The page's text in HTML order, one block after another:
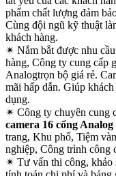
phẩm chất lượng đảm
Cùng đội ngũ kỹ thuật
khách hàng.
✴ Nắm bắt được nhu
hàng, Công ty cung cấp
Analogtrọn bộ giá rẻ.
mãi hấp dẫn. Giúp
dụng.
✴ Công ty chuyên cung
camera 16 cổng Analog
trang, Khu phố, Tiệm
nghiệp, Công trình công
✴ Tư vấn thi công, khảo